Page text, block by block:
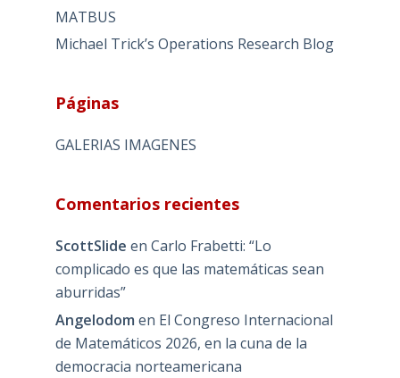
MATBUS
Michael Trick’s Operations Research Blog
Páginas
GALERIAS IMAGENES
Comentarios recientes
ScottSlide en Carlo Frabetti: “Lo
complicado es que las matemáticas sean
aburridas”
Angelodom en El Congreso Internacional
de Matemáticos 2026, en la cuna de la
democracia norteamericana